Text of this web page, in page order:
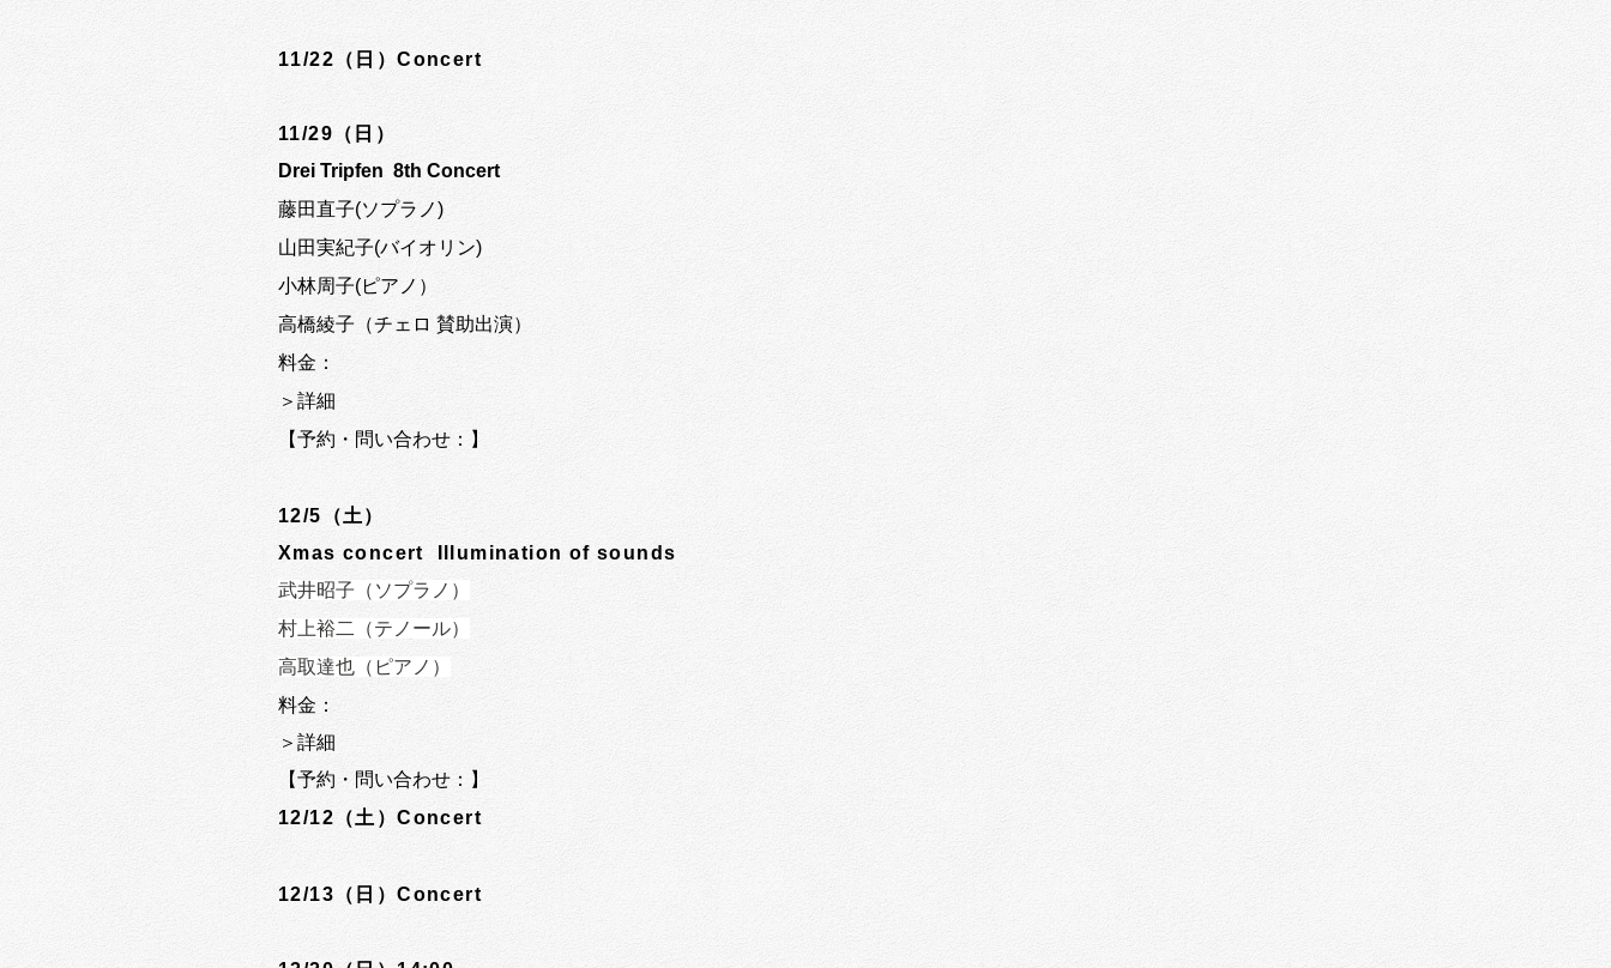
11/22（日）Concert
11/29（日）
Drei Tripfen 8th Concert
藤田直子(ソプラノ)
山田実紀子(バイオリン)
小林周子(ピアノ）
高橋綾子（チェロ 賛助出演）
料金：
＞詳細
【予約・問い合わせ：】
12/5（土）
Xmas concert Illumination of sounds
武井昭子（ソプラノ）
村上裕二（テノール）
高取達也（ピアノ）
料金：
＞詳細
【予約・問い合わせ： 】
12/12（土）Concert
12/13（日）Concert